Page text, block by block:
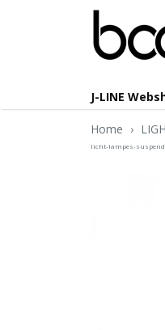
J-LINE
Home ›
licht-lampes-